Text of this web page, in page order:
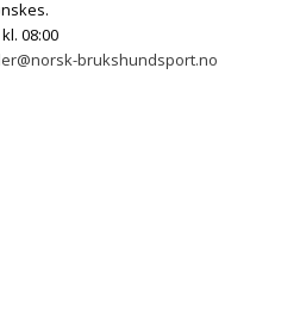
08:00
brukshundsport.no